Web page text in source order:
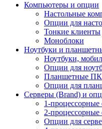
Компьютеры и опции
Настольные
Опции для
Тонкие клиенты
Моноблоки
Ноутбуки и
Ноутбуки,
Опции для
Планшетные ПК
Опции для
Серверы (Brand) и
1-процессорные
2-процессорные
Опции для